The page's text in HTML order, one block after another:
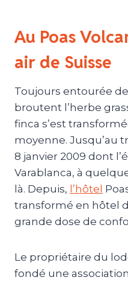
Au Poas
air de Suisse
Toujours entourée
broutent l’herbe
finca s’est
moyenne. Jusqu’au
8 janvier 2009 dont
Varablanca, à
là. Depuis, l’hôtel
transformé en hôtel
grande dose de
Le propriétaire du
fondé une